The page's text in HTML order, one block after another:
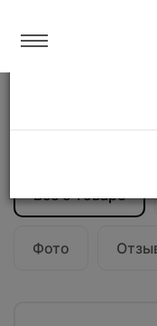
Кухонные
Вытяжка
Все о товаре
Фото
Язык магазина